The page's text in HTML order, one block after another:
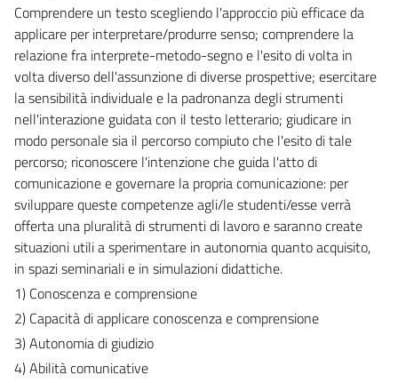
Comprendere un testo scegliendo l'approccio più efficace da
applicare per interpretare/produrre senso; comprendere la
relazione fra interprete-metodo-segno e l'esito di volta in
volta diverso dell'assunzione di diverse prospettive; esercitare
la sensibilità individuale e la padronanza degli strumenti
nell'interazione guidata con il testo letterario; giudicare in
modo personale sia il percorso compiuto che l'esito di tale
percorso; riconoscere l'intenzione che guida l'atto di
comunicazione e governare la propria comunicazione: per
sviluppare queste competenze agli/le studenti/esse verrà
offerta una pluralità di strumenti di lavoro e saranno create
situazioni utili a sperimentare in autonomia quanto acquisito,
in spazi seminariali e in simulazioni didattiche.
1) Conoscenza e comprensione
2) Capacità di applicare conoscenza e comprensione
3) Autonomia di giudizio
4) Abilità comunicative